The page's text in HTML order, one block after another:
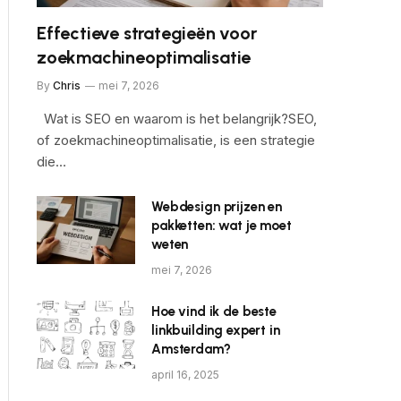
Effectieve strategieën voor
zoekmachineoptimalisatie
By Chris mei 7, 2026
Wat is SEO en waarom is het belangrijk?SEO,
of zoekmachineoptimalisatie, is een strategie
die…
Webdesign prijzen en
pakketten: wat je moet
weten
mei 7, 2026
Hoe vind ik de beste
linkbuilding expert in
Amsterdam?
april 16, 2025